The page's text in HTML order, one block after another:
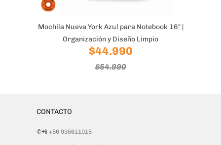
Mochila Nueva York Azul para Notebook 16" |
Organización y Diseño Limpio
$44.990
$54.990
CONTACTO
✆📲 +56 935611015